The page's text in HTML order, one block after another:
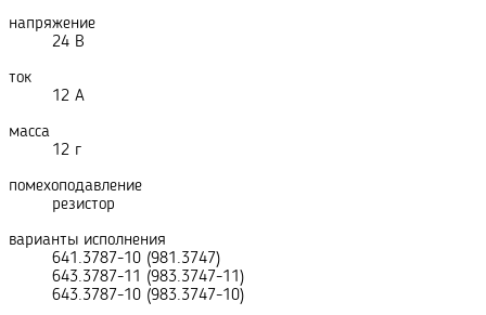
напряжение
24 В
ток
12 А
масса
12 г
помехоподавление
резистор
варианты исполнения
641.3787-10 (981.3747)
643.3787-11 (983.3747-11)
643.3787-10 (983.3747-10)